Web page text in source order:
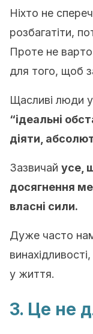
Ніхто не
розбагатіти,
Проте не
для того, щоб
Щасливі люди
“ідеальні
діяти,
Зазвичай усе,
досягнення
власні сили.
Дуже часто
у життя.
3. Це не